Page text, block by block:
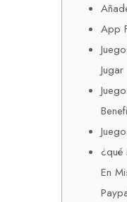
App
Jugar
¿qué
En